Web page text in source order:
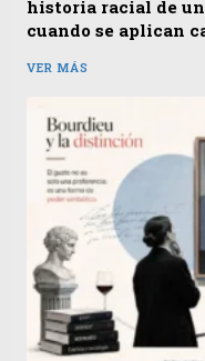
historia racial de
cuando se aplican
VER MÁS